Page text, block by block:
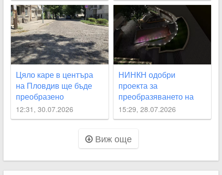
Цяло каре в центъра
на Пловдив ще бъде
преобразено
12:31, 30.07.2026
НИНКН одобри
проекта за
преобразяването на
подлез
“Археологически“
15:29, 28.07.2026
Виж още